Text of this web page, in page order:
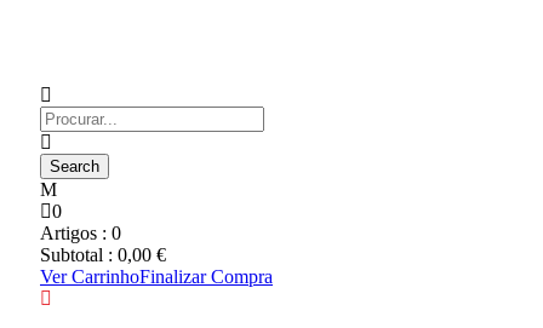
0
Artigos : 0
Subtotal : 0,00 €
Ver CarrinhoFinalizar Compra